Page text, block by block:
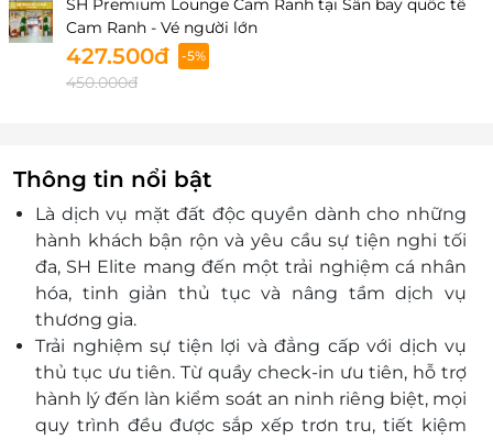
SH Premium Lounge Cam Ranh tại Sân bay quốc tế
Cam Ranh - Vé người lớn
427.500đ -5%
450.000đ
Thông tin nổi bật
Là dịch vụ mặt đất độc quyền dành cho những
hành khách bận rộn và yêu cầu sự tiện nghi tối
đa, SH Elite mang đến một trải nghiệm cá nhân
hóa, tinh giản thủ tục và nâng tầm dịch vụ
thương gia.
Trải nghiệm sự tiện lợi và đẳng cấp với dịch vụ
thủ tục ưu tiên. Từ quầy check-in ưu tiên, hỗ trợ
hành lý đến làn kiểm soát an ninh riêng biệt, mọi
quy trình đều được sắp xếp trơn tru, tiết kiệm